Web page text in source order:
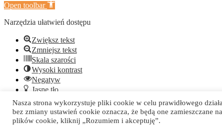
Nasza strona wykorzystuje pliki cookie w celu prawidłowego
bez zmiany ustawień cookie oznacza, że będą one
plików cookie, kliknij „Rozumiem i akceptuję”.
Open toolbar
Narzędzia ułatwień dostępu
Zwiększ tekst
Zmniejsz tekst
Skala szarości
Wysoki kontrast
Negatyw
Jasne tło
Podkreślanie linków
Czytelna czcionka
Reset